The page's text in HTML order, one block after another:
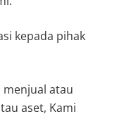
kepada pihak
menjual atau
aset, Kami